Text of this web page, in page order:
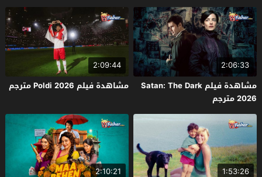
2:06:33
مشاهدة فيلم Satan: The Dark
2026 مترجم
2:09:44
مشاهدة فيلم Poldi 2026 مترجم
1:53:26
2:10:21